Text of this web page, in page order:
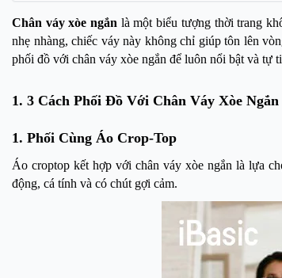
Chân váy xòe ngắn là một biểu tượng thời trang
nhẹ nhàng, chiếc váy này không chỉ giúp tôn lên
phối đồ với chân váy xòe ngắn để luôn nổi bật và tự
1. 3 Cách Phối Đồ Với Chân Váy Xòe Ngắn
1. Phối Cùng Áo Crop-Top
Áo croptop kết hợp với chân váy xòe ngắn là lựa
động, cá tính và có chút gợi cảm.